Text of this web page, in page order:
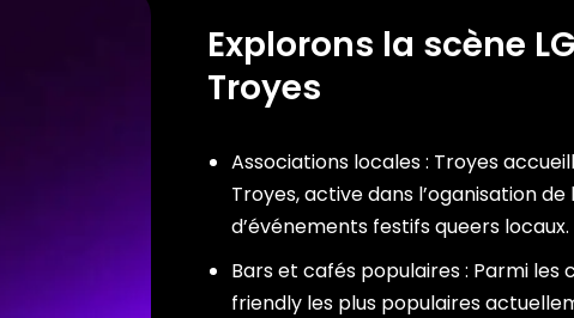
Explorons la scène
Troyes
Associations locales : Troyes
Troyes, active dans l’oganisation
d’événements festifs queers locaux.
Bars et cafés populaires : Parmi les
friendly les plus populaires